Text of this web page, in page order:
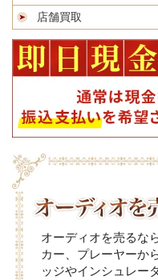
店舗買取
オーディオを売るな
カー、プレーヤーか
ッジやインシュレー